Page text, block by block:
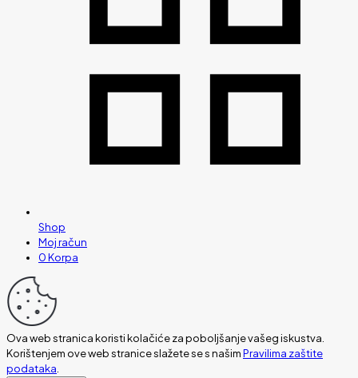
Shop
Moj račun
0Korpa
Ova web stranica koristi kolačiće za poboljšanje vašeg iskustva.
Korištenjem ove web stranice slažete se s našimPravilima zaštite
podataka.